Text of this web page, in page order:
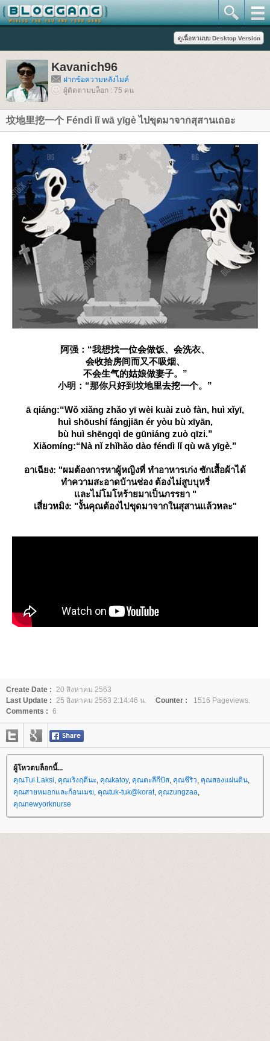
Kavanich96
ฝากข้อความหลังไมค์
ผู้ติดตามบล็อก : 75 คน
坟地里挖一个 Féndì lǐ wā yīgè ไปขุดมาจากสุสานเถอะ
阿强：“我想找一位会做饭、会洗衣、
会收拾房间而又不吸烟、
不会生气的姑娘做妻子。”
小明：“那你只好到坟地里去挖一个。”
ā qiáng:“Wǒ xiǎng zhǎo yī wèi kuài zuò fàn, huì xǐyī,
huì shōushí fángjiān ér yòu bù xīyān,
bù huì shēngqì de gūniáng zuò qīzi.”
Xiǎomíng:“Nà nǐ zhǐhǎo dào féndì lǐ qù wā yīgè.”
อาเฉียง: "ผมต้องการหาผู้หญิงที่ ทำอาหารเก่ง ซักเสื้อผ้าได้
ทำความสะอาดบ้านช่อง ต้องไม่สูบบุหรี่
ละไม่โมโหร้ายมาเป็นภรรยา "
เสี่ยวหมิง: "งั้นคุณต้องไปขุดมาจากในสุสานแล้วหละ"
Create Date : 20 สิงหาคม 2563
Last Update : 25 สิงหาคม 2563 2:14:46 น. Counter :
1516 Pageviews.
Comments : 6
ผู้โหวตบล็อกนี้...
คุณTui Laksi, คุณเริงฤดีนะ, คุณkatoy, คุณตะลีกีปัส, คุณชีริว, คุณสองแผ่นดิน,
คุณสายหมอกและก้อนเมฆ, คุณtuk-tuk@korat, คุณzungzaa,
คุณnewyorknurse